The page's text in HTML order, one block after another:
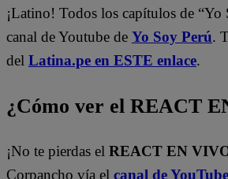
¡Latino! Todos los capítulos de
canal de Youtube de Yo Soy Perú.
del Latina.pe en ESTE enlace.
¿Cómo ver el REACT
¡No te pierdas el REACT EN
Corpancho vía el canal de